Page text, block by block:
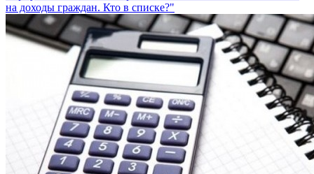
на доходы граждан. Кто в списке?"